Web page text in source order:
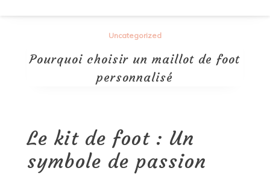
Uncategorized
Pourquoi choisir un maillot de foot
personnalisé
Le kit de foot : Un
symbole de passion